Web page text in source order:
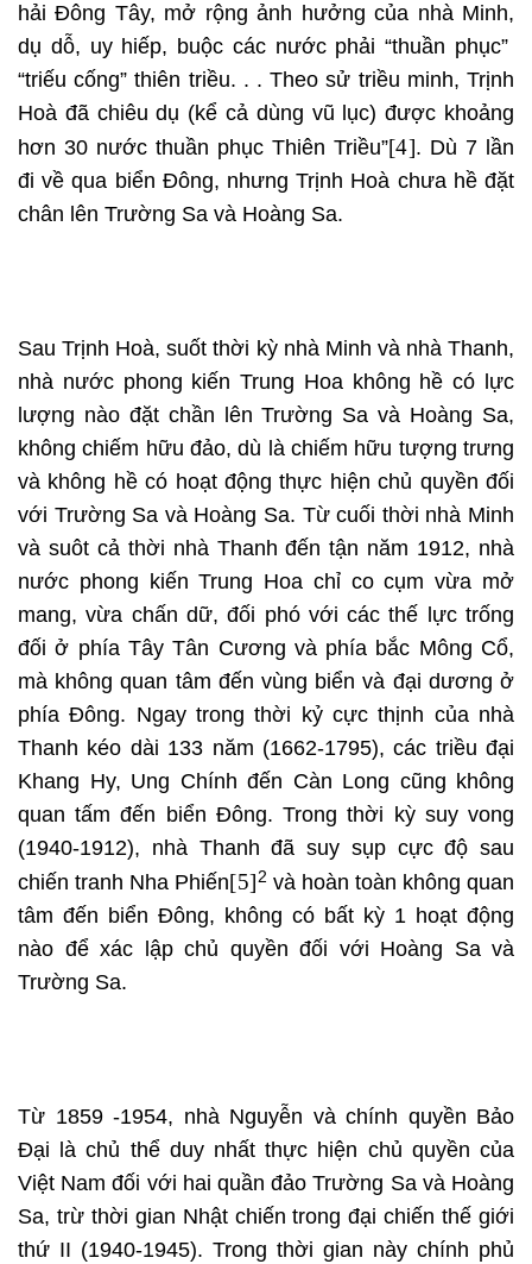
hải Đông Tây, mở rộng ảnh hưởng của nhà Minh,
dụ dỗ, uy hiếp, buộc các nước phải “thuần phục”
“triếu cống” thiên triều. . . Theo sử triều minh, Trịnh
Hoà đã chiêu dụ (kể cả dùng vũ lục) được khoảng
hơn 30 nước thuần phục Thiên Triều”[4]. Dù 7 lần
đi về qua biển Đông, nhưng Trịnh Hoà chưa hề đặt
chân lên Trường Sa và Hoàng Sa.
Sau Trịnh Hoà, suốt thời kỳ nhà Minh và nhà Thanh,
nhà nước phong kiến Trung Hoa không hề có lực
lượng nào đặt chần lên Trường Sa và Hoàng Sa,
không chiếm hữu đảo, dù là chiếm hữu tượng trưng
và không hề có hoạt động thực hiện chủ quyền đối
với Trường Sa và Hoàng Sa. Từ cuối thời nhà Minh
và suôt cả thời nhà Thanh đến tận năm 1912, nhà
nước phong kiến Trung Hoa chỉ co cụm vừa mở
mang, vừa chấn dữ, đối phó với các thế lực trống
đối ở phía Tây Tân Cương và phía bắc Mông Cổ,
mà không quan tâm đến vùng biển và đại dương ở
phía Đông. Ngay trong thời kỷ cực thịnh của nhà
Thanh kéo dài 133 năm (1662-1795), các triều đại
Khang Hy, Ung Chính đến Càn Long cũng không
quan tấm đến biển Đông. Trong thời kỳ suy vong
(1940-1912), nhà Thanh đã suy sụp cực độ sau
chiến tranh Nha Phiến[5] 2 và hoàn toàn không quan
tâm đến biển Đông, không có bất kỳ 1 hoạt động
nào để xác lập chủ quyền đối với Hoàng Sa và
Trường Sa.
Từ 1859 -1954, nhà Nguyễn và chính quyền Bảo
Đại là chủ thể duy nhất thực hiện chủ quyền của
Việt Nam đối với hai quần đảo Trường Sa và Hoàng
Sa, trừ thời gian Nhật chiến trong đại chiến thế giới
thứ II (1940-1945). Trong thời gian này chính phủ